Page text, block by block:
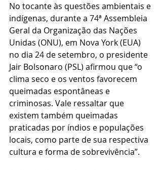
No tocante às questões ambientais e
indígenas, durante a 74ª Assembleia
Geral da Organização das Nações
Unidas (ONU), em Nova York (EUA)
no dia 24 de setembro, o presidente
Jair Bolsonaro (PSL) afirmou que “o
clima seco e os ventos favorecem
queimadas espontâneas e
criminosas. Vale ressaltar que
existem também queimadas
praticadas por índios e populações
locais, como parte de sua respectiva
cultura e forma de sobrevivência”.